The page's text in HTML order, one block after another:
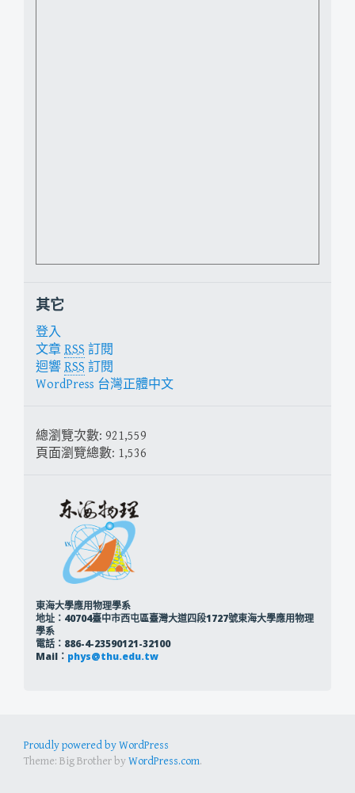
其它
登入
文章 RSS 訂閱
迴響 RSS 訂閱
WordPress 台灣正體中文
總瀏覽次數: 921,559
頁面瀏覽總數: 1,536
東海大學應用物理學系
地址：40704臺中市西屯區臺灣大道四段1727號東海大學應用物理
學系
電話：886-4-23590121-32100
Mail： phys@thu.edu.tw
Proudly powered by WordPress
Theme: Big Brother byWordPress.com.